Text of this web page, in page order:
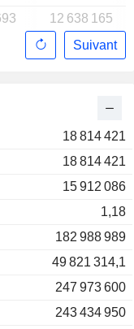
18 814 421
18 814 421
15 912 086
1,18
182 988 989
49 821 314,1
247 973 600
243 434 950
12 638 165
Suivant